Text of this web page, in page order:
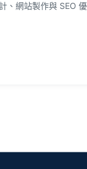
、網站製作與 SEO